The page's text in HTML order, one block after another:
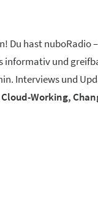
Du hast nuboRadio
informativ und
Interviews und
Working,